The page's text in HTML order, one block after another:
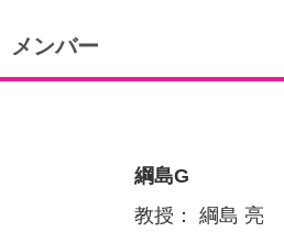
メンバー
綱島G
教授： 綱島 亮